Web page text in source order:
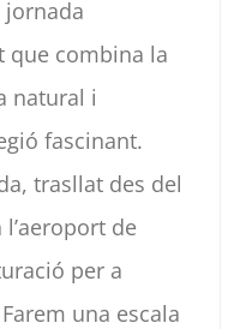
jornada
que combina la
natural i
fascinant.
trasllat des del
de
per a
una escala